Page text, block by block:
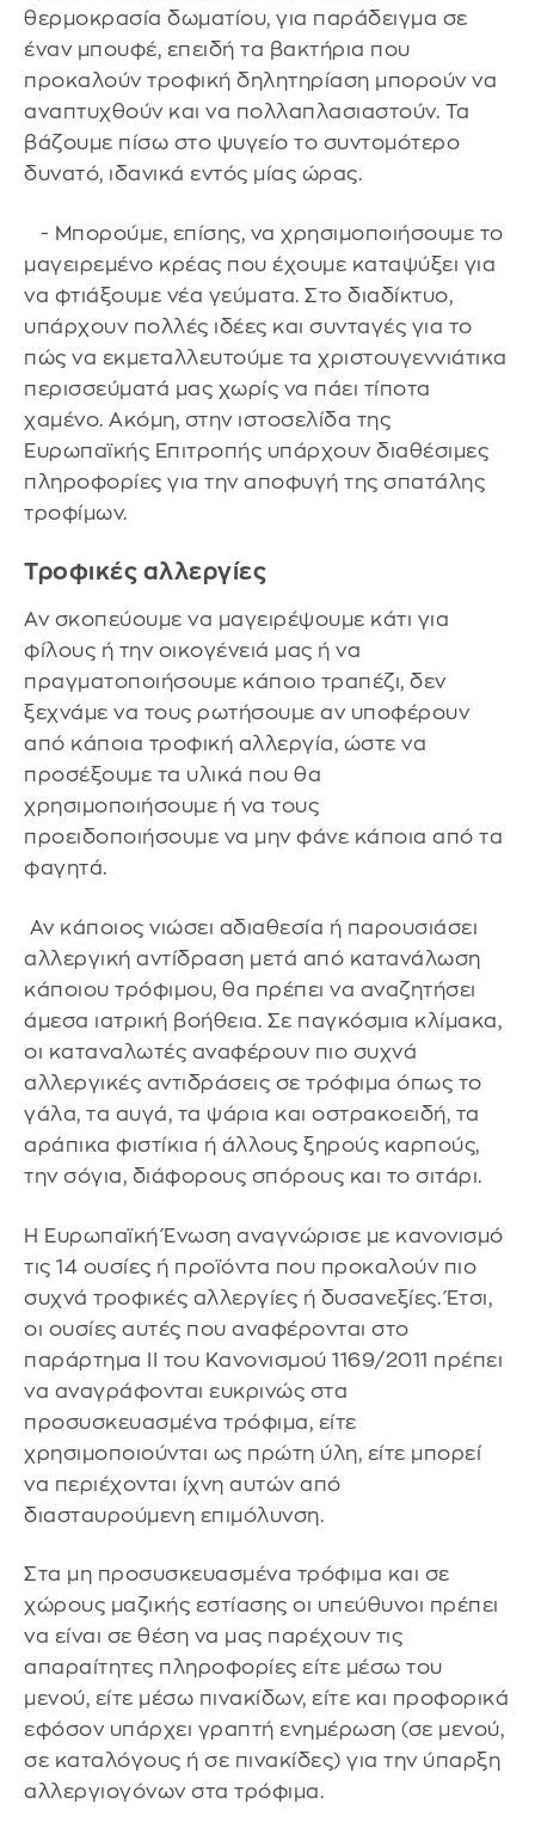
θερμοκρασία δωματίου, για παράδειγμα σε
έναν μπουφέ, επειδή τα βακτήρια που
προκαλούν τροφική δηλητηρίαση μπορούν να
αναπτυχθούν και να πολλαπλασιαστούν. Τα
βάζουμε πίσω στο ψυγείο το συντομότερο
δυνατό, ιδανικά εντός μίας ώρας.
- Μπορούμε, επίσης, να χρησιμοποιήσουμε το
μαγειρεμένο κρέας που έχουμε καταψύξει για
να φτιάξουμε νέα γεύματα. Στο διαδίκτυο,
υπάρχουν πολλές ιδέες και συνταγές για το
πώς να εκμεταλλευτούμε τα χριστουγεννιάτικα
περισσεύματά μας χωρίς να πάει τίποτα
χαμένο. Ακόμη, στην ιστοσελίδα της
Ευρωπαϊκής Επιτροπής υπάρχουν διαθέσιμες
πληροφορίες για την αποφυγή της σπατάλης
τροφίμων.
Τροφικές αλλεργίες
Αν σκοπεύουμε να μαγειρέψουμε κάτι για
φίλους ή την οικογένειά μας ή να
πραγματοποιήσουμε κάποιο τραπέζι, δεν
ξεχνάμε να τους ρωτήσουμε αν υποφέρουν
από κάποια τροφική αλλεργία, ώστε να
προσέξουμε τα υλικά που θα
χρησιμοποιήσουμε ή να τους
προειδοποιήσουμε να μην φάνε κάποια από τα
φαγητά.
Αν κάποιος νιώσει αδιαθεσία ή παρουσιάσει
αλλεργική αντίδραση μετά από κατανάλωση
κάποιου τρόφιμου, θα πρέπει να αναζητήσει
άμεσα ιατρική βοήθεια. Σε παγκόσμια κλίμακα,
οι καταναλωτές αναφέρουν πιο συχνά
αλλεργικές αντιδράσεις σε τρόφιμα όπως το
γάλα, τα αυγά, τα ψάρια και οστρακοειδή, τα
αράπικα φιστίκια ή άλλους ξηρούς καρπούς,
την σόγια, διάφορους σπόρους και το σιτάρι.
Η Ευρωπαϊκή Ένωση αναγνώρισε με κανονισμό
τις 14 ουσίες ή προϊόντα που προκαλούν πιο
συχνά τροφικές αλλεργίες ή δυσανεξίες. Έτσι,
οι ουσίες αυτές που αναφέρονται στο
παράρτημα ΙΙ του Κανονισμού 1169/2011 πρέπει
να αναγράφονται ευκρινώς στα
προσυσκευασμένα τρόφιμα, είτε
χρησιμοποιούνται ως πρώτη ύλη, είτε μπορεί
να περιέχονται ίχνη αυτών από
διασταυρούμενη επιμόλυνση.
Στα μη προσυσκευασμένα τρόφιμα και σε
χώρους μαζικής εστίασης οι υπεύθυνοι πρέπει
να είναι σε θέση να μας παρέχουν τις
απαραίτητες πληροφορίες είτε μέσω του
μενού, είτε μέσω πινακίδων, είτε και προφορικά
εφόσον υπάρχει γραπτή ενημέρωση (σε μενού,
σε καταλόγους ή σε πινακίδες) για την ύπαρξη
αλλεργιογόνων στα τρόφιμα.